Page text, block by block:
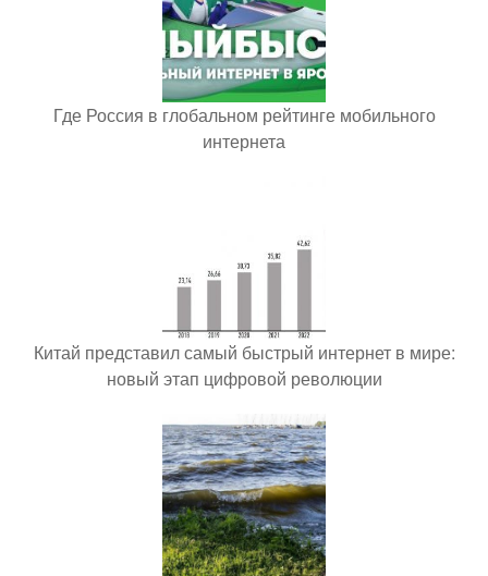
Где Россия в глобальном рейтинге мобильного
интернета
Китай представил самый быстрый интернет в мире:
новый этап цифровой революции